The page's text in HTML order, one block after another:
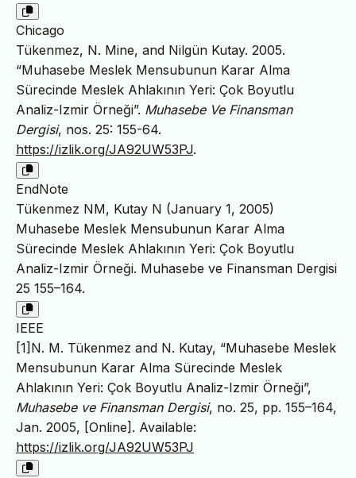
Chicago
Tükenmez, N. Mine, and Nilgün Kutay. 2005.
“Muhasebe Meslek Mensubunun Karar Alma
Sürecinde Meslek Ahlakının Yeri: Çok Boyutlu
Analiz-Izmir Örneği”. Muhasebe Ve Finansman
Dergisi, nos. 25: 155-64.
https://izlik.org/JA92UW53PJ.
EndNote
Tükenmez NM, Kutay N (January 1, 2005)
Muhasebe Meslek Mensubunun Karar Alma
Sürecinde Meslek Ahlakının Yeri: Çok Boyutlu
Analiz-Izmir Örneği. Muhasebe ve Finansman Dergisi
25 155–164.
IEEE
[1]N. M. Tükenmez and N. Kutay, “Muhasebe Meslek
Mensubunun Karar Alma Sürecinde Meslek
Ahlakının Yeri: Çok Boyutlu Analiz-Izmir Örneği”,
Muhasebe ve Finansman Dergisi, no. 25, pp. 155–164,
Jan. 2005, [Online]. Available:
https://izlik.org/JA92UW53PJ